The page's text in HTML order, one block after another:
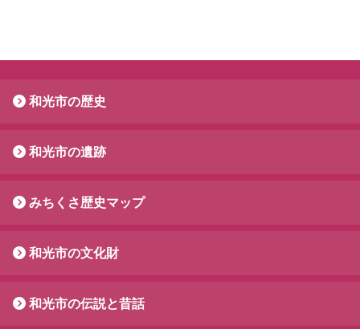
和光市の歴史
和光市の遺跡
みちくさ歴史マップ
和光市の文化財
和光市の伝説と昔話